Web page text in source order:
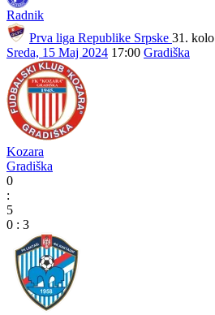
Radnik
Prva liga Republike Srpske 31. kolo
Sreda, 15 Maj 2024 17:00 Gradiška
Kozara
Gradiška
0
:
5
0 : 3